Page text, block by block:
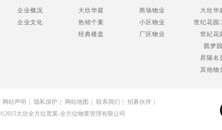
企业概况
企业文化
大欣华庭
热销个案
经典楼盘
商场物业
小区物业
厂区物业
大欣华
世纪花园
世紀花
圆梦
昇陽名
其他物
网站声明 隐私保护 网站地图 联系我们 招募伙伴
©2015大欣全方位置業-全方位物業管理有限公司